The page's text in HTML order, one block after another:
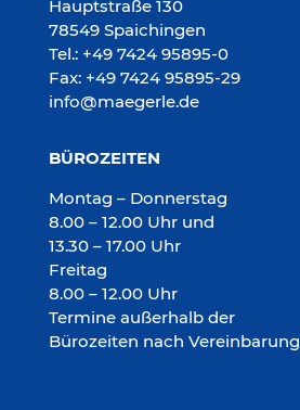
Hauptstraße 130
78549 Spaichingen
Tel.: +49 7424 95895-0
Fax: +49 7424 95895-29
info@maegerle.de
BÜROZEITEN
Montag – Donnerstag
8.00 – 12.00 Uhr und
13.30 – 17.00 Uhr
Freitag
8.00 – 12.00 Uhr
Termine außerhalb der
Bürozeiten nach Vereinbarung